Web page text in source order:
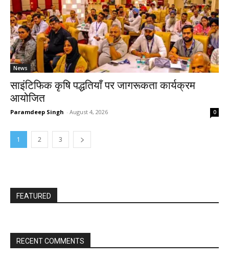
News
साइंटिफिक कृषि पद्धतियाँ पर जागरूकता कार्यक्रम
आयोजित
Paramdeep Singh - August 4, 2026 0
1 2 3
FEATURED
RECENT COMMENTS